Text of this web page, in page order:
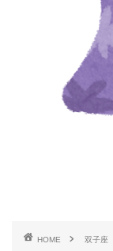
HOME 双子座